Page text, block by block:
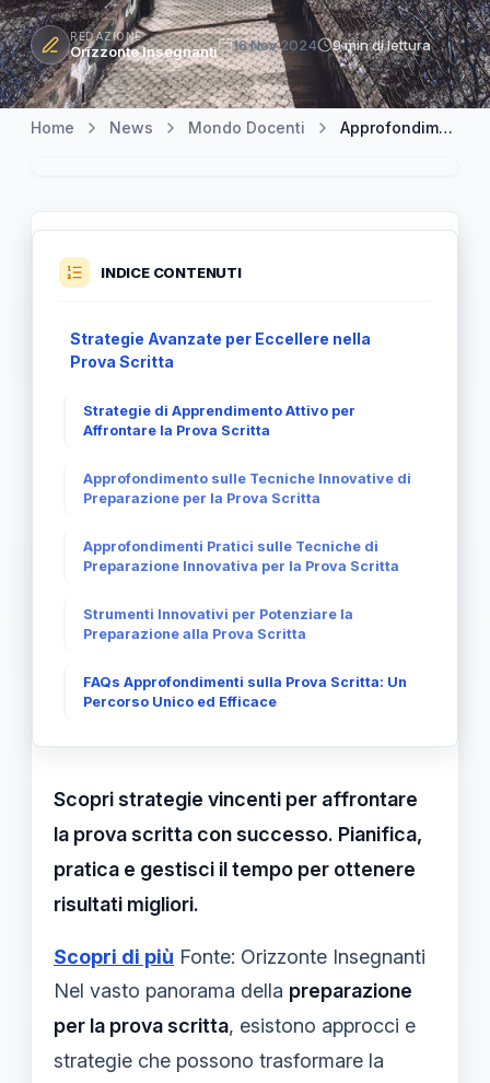
REDAZIONE
Orizzonte Insegnanti 16 Nov 2024 9 min di lettura
Home News Mondo Docenti Approfondimenti sulla Prova Scritta: Un Percorso Unico ed Efficace
INDICE CONTENUTI
Strategie Avanzate per Eccellere nella
Prova Scritta
Strategie di Apprendimento Attivo per
Affrontare la Prova Scritta
Approfondimento sulle Tecniche Innovative di
Preparazione per la Prova Scritta
Approfondimenti Pratici sulle Tecniche di
Preparazione Innovativa per la Prova Scritta
Strumenti Innovativi per Potenziare la
Preparazione alla Prova Scritta
FAQs Approfondimenti sulla Prova Scritta: Un
Percorso Unico ed Efficace
Scopri strategie vincenti per affrontare
la prova scritta con successo. Pianifica,
pratica e gestisci il tempo per ottenere
risultati migliori.
Scopri di più Fonte: Orizzonte Insegnanti
Nel vasto panorama della preparazione
per la prova scritta, esistono approcci e
strategie che possono trasformare la